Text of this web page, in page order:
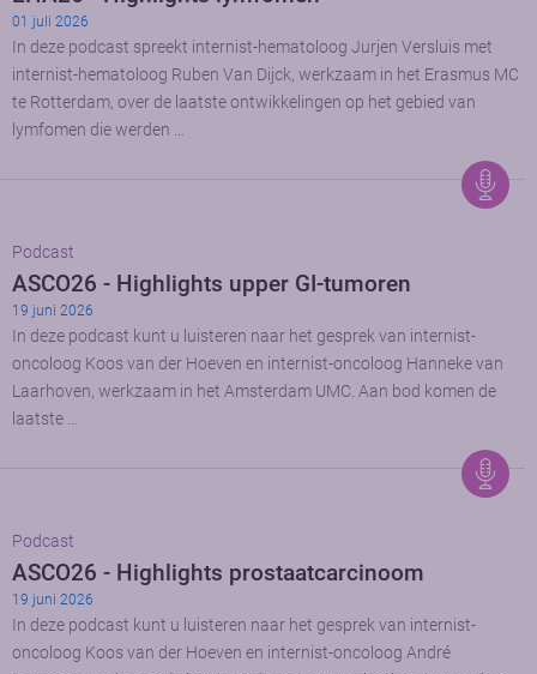
01 juli 2026
In deze podcast spreekt internist-hematoloog Jurjen Versluis met
internist-hematoloog Ruben Van Dijck, werkzaam in het Erasmus MC
te Rotterdam, over de laatste ontwikkelingen op het gebied van
lymfomen die werden …
Podcast
ASCO26 - Highlights upper GI-tumoren
19 juni 2026
In deze podcast kunt u luisteren naar het gesprek van internist-
oncoloog Koos van der Hoeven en internist-oncoloog Hanneke van
Laarhoven, werkzaam in het Amsterdam UMC. Aan bod komen de
laatste …
Podcast
ASCO26 - Highlights prostaatcarcinoom
19 juni 2026
In deze podcast kunt u luisteren naar het gesprek van internist-
oncoloog Koos van der Hoeven en internist-oncoloog André